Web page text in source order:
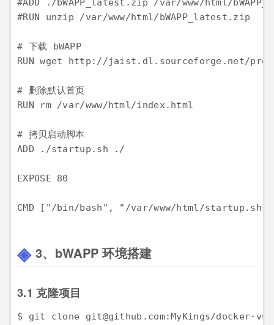
#ADD ./bWAPP_latest.zip /var/www/html/
#RUN unzip /var/www/html/bWAPP_latest.zip
# 下载 bWAPP
RUN wget http://jaist.dl.sourceforge.net/
# 删除默认首页
RUN rm /var/www/html/index.html
# 拷贝启动脚本
ADD ./startup.sh ./
EXPOSE 80
CMD ["/bin/bash", "/var/www/html/startup.sh"]
3、bWAPP 环境搭建
3.1 克隆项目
$ git clone git@github.com:MyKings/docker-